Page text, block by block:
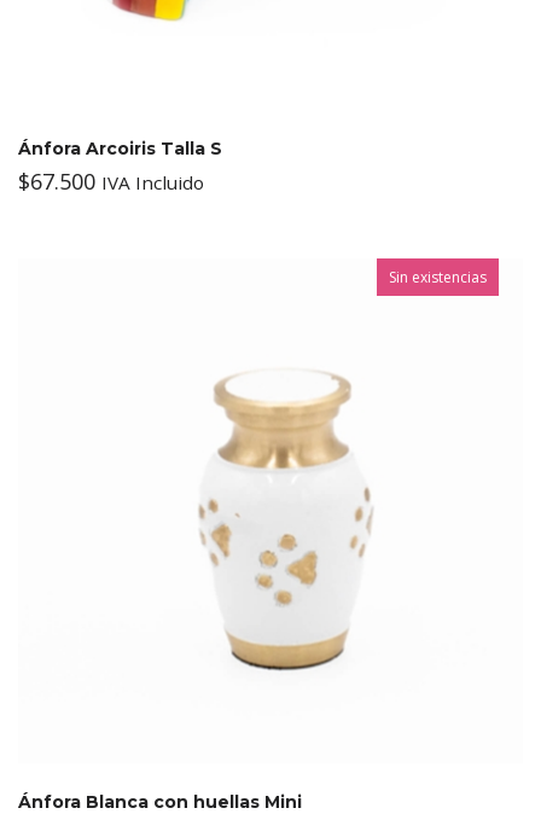
Ánfora Arcoiris Talla S
$67.500 IVA Incluido
Sin existencias
Ánfora Blanca con huellas Mini